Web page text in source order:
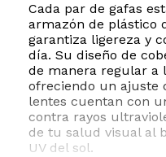
Cada par de gafas
armazón de plástico
garantiza ligereza y
día. Su diseño de
de manera regular a
ofreciendo un ajuste
lentes cuentan con
contra rayos
de tu salud visual al
UV del sol.